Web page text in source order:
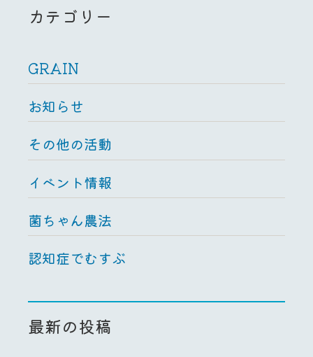
カテゴリー
GRAIN
お知らせ
その他の活動
イベント情報
菌ちゃん農法
認知症でむすぶ
最新の投稿